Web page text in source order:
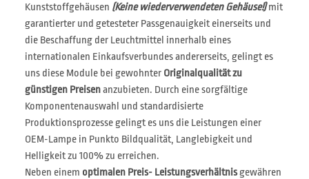
Kunststoffgehäusen (Keine wiederverwendeten Gehäuse!)mit
garantierter und getesteter Passgenauigkeit einerseits und
die Beschaffung der Leuchtmittel innerhalb eines
internationalen Einkaufsverbundes andererseits, gelingt es
uns diese Module bei gewohnter Originalqualität zu
günstigen Preisenanzubieten. Durch eine sorgfältige
Komponentenauswahl und standardisierte
Produktionsprozesse gelingt es uns die Leistungen einer
OEM-Lampe in Punkto Bildqualität, Langlebigkeit und
Helligkeit zu 100% zu erreichen.
Neben einem optimalen Preis- Leistungsverhältnisgewähren